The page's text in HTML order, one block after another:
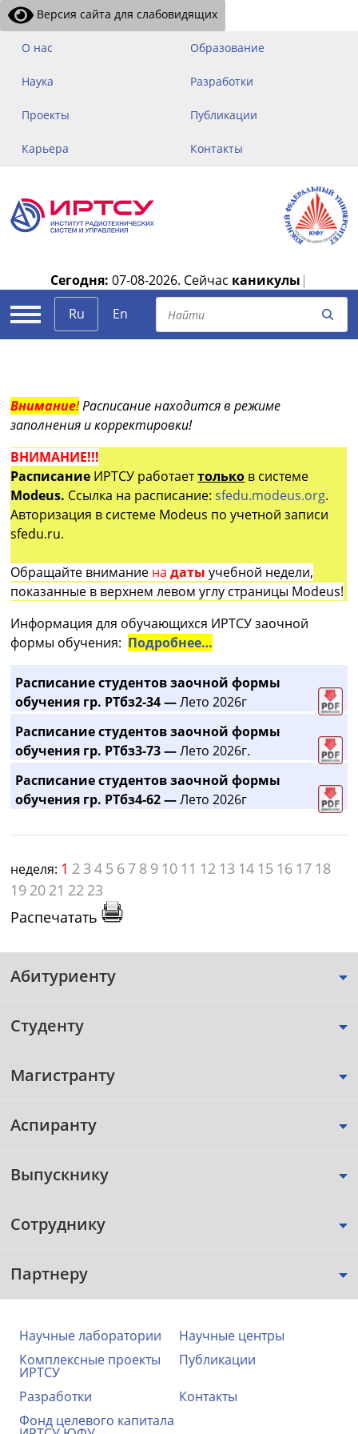
Версия сайта для слабовидящих
О нас Образование
Наука Разработки
Проекты Публикации
Карьера Контакты
Сегодня: 07-08-2026. Сейчас каникулы |
Ru
En
Внимание!Расписание находится в режиме
заполнения и корректировки!
ВНИМАНИЕ!!!
Расписание ИРТСУ работаеттолько в системе
Modeus. Ссылка на расписание:sfedu.modeus.org.
Авторизация в системе Modeus по учетной записи
sfedu.ru.
Обращайте внимание на датыучебной недели,
показанные в верхнем левом углу страницы Modeus!
Информация для обучающихся ИРТСУ заочной
формы обучения: Подробнее…
Расписание студентов заочной формы
обучения гр. РТбз2-34 —Лето 2026г
Расписание студентов заочной формы
обучения гр. РТбз3-73 —Лето 2026г.
Расписание студентов заочной формы
обучения гр. РТбз4-62 —Лето 2026г
неделя: 1 2 3 4 5 6 7 8 9 10 11 12 13 14 15 16 17 18
19 20 21 22 23
Распечатать
Абитуриенту
Студенту
Магистранту
Аспиранту
Выпускнику
Сотруднику
Партнеру
Научные лаборатории
Научные центры
Комплексные проекты
ИРТСУ
Публикации
Разработки
Контакты
Фонд целевого капитала